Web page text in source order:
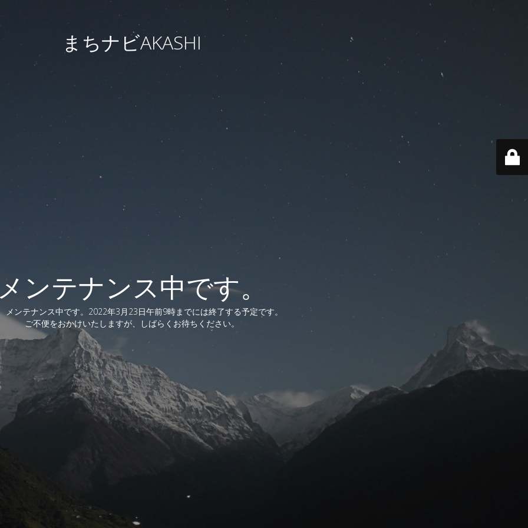
まちナビAKASHI
ンテナンス中です。
メンテナンス中です。2022年3月23日午前9時までには終了する予定です。
ご不便をおかけいたしますが、しばらくお待ちください。